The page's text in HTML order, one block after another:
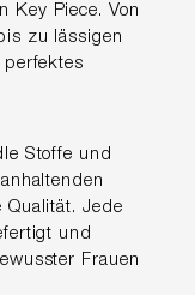
Key Piece. Von
zu lässigen
Stoffe und
Qualität. Jede
und
Frauen